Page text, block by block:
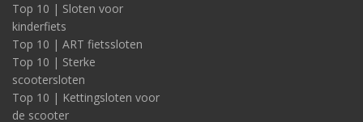
Top 10 | Sloten voor
kinderfiets
Top 10 | ART fietssloten
Top 10 | Sterke
scootersloten
Top 10 | Kettingsloten voor
de scooter